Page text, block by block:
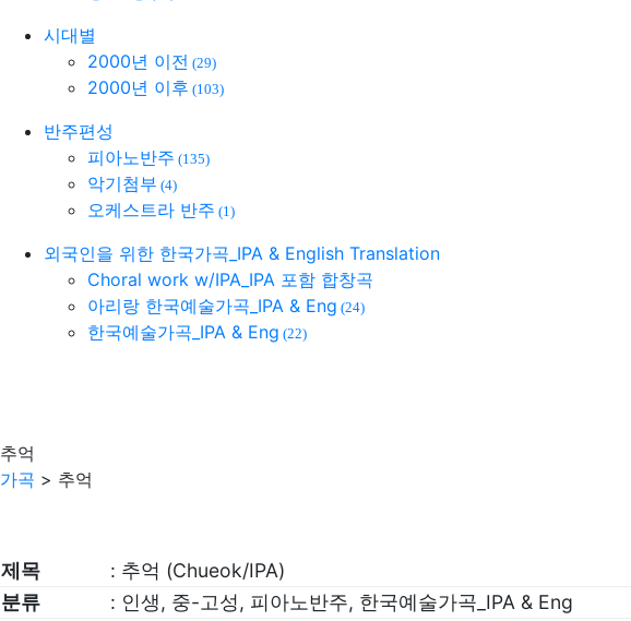
시대별
2000년 이전 (29)
2000년 이후 (103)
반주편성
피아노반주 (135)
악기첨부 (4)
오케스트라 반주 (1)
외국인을 위한 한국가곡_IPA & English Translation
Choral work w/IPA_IPA 포함 합창곡
아리랑 한국예술가곡_IPA & Eng (24)
한국예술가곡_IPA & Eng (22)
추억
가곡 > 추억
제목
: 추억 (Chueok/IPA)
분류
: 인생, 중-고성, 피아노반주, 한국예술가곡_IPA & Eng